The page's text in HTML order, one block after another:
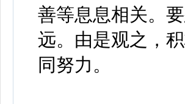
善等息息相关。
远。由是观之，
同努力。